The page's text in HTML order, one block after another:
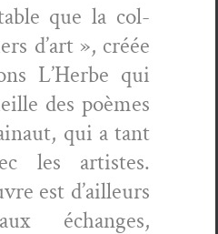
que la col­
d’art », créée
L’Herbe qui
des poèmes
qui a tant
les artistes.
est d’ailleurs
échanges,